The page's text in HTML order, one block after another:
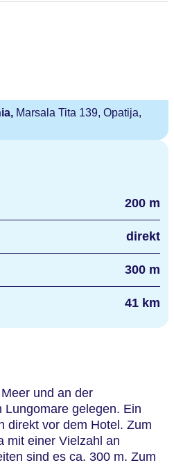
Marsala Tita 139, Opatija,
200 m
direkt
300 m
41 km
und an der
Lungomare gelegen. Ein
direkt vor dem Hotel. Zum
mit einer Vielzahl an
sind es ca. 300 m. Zum